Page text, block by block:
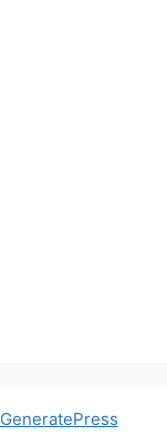
GeneratePress